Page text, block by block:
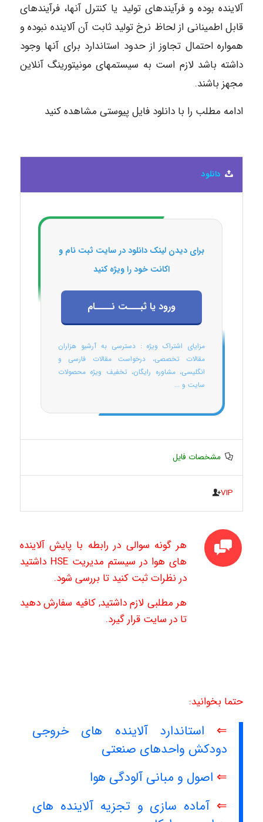
آلاینده بوده و فرآیندهای تولید یا کنترل آنها، فرآیندهای
قابل اطمینانی از لحاظ نرخ تولید ثابت آن آلاینده نبوده و
همواره احتمال تجاوز از حدود استاندارد برای آنها وجود
داشته باشد لازم است به سیستمهای مونیتورینگ آنلاین
مجهز باشند.
ادامه مطلب را با دانلود فایل پیوستی مشاهده کنید
دانلود
برای دیدن لینک دانلود در سایت ثبت نام و
اکانت خود را ویژه کنید
ورود یا ثبـــت نــــام
مزایای اشتراک ویژه : دسترسی به آرشیو هزاران
مقالات تخصصی، درخواست مقالات فارسی و
انگلیسی، مشاوره رایگان، تخفیف ویژه محصولات
سایت و ...
مشخصات فایل
VIP
هر گونه سوالی در رابطه با پایش آلاینده
های هوا در سیستم مدیریت HSE داشتید
در نظرات ثبت کنید تا بررسی شود.
هر مطلبی لازم داشتید, کافیه سفارش دهید
تا در سایت قرار گیرد.
حتما بخوانید:
⇐ استاندارد آلاینده های خروجی
دودکش واحدهای صنعتی
⇐ اصول و مبانی آلودگی هوا
⇐ آماده سازی و تجزیه آلاینده های